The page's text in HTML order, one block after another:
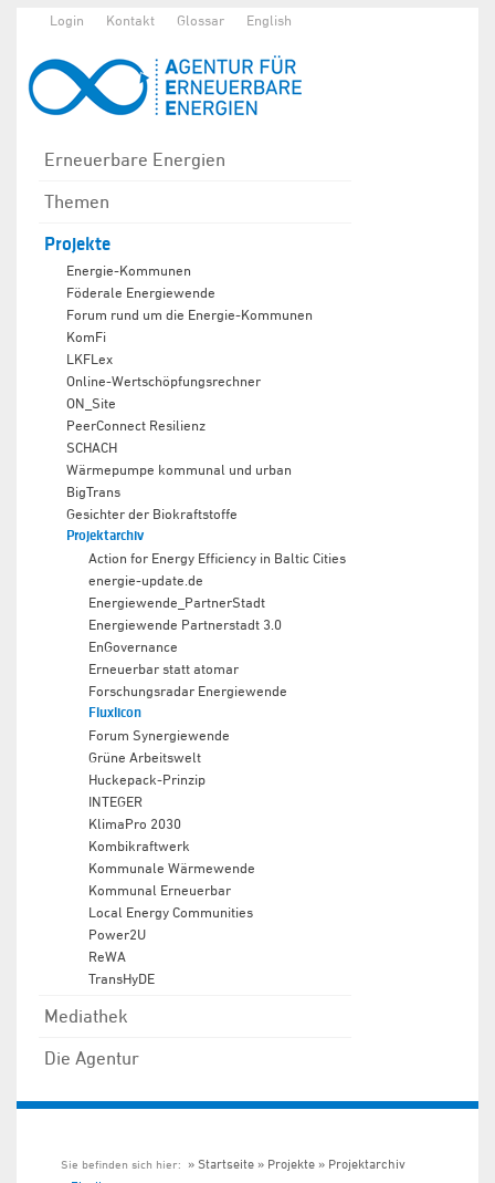
Login Kontakt Glossar English
Erneuerbare Energien
Themen
Projekte
Energie-Kommunen
Föderale Energiewende
Forum rund um die Energie-Kommunen
KomFi
LKFLex
Online-Wertschöpfungsrechner
ON_Site
PeerConnect Resilienz
SCHACH
Wärmepumpe kommunal und urban
BigTrans
Gesichter der Biokraftstoffe
Projektarchiv
Action for Energy Efficiency in Baltic Cities
energie-update.de
Energiewende_PartnerStadt
Energiewende Partnerstadt 3.0
EnGovernance
Erneuerbar statt atomar
Forschungsradar Energiewende
Fluxlicon
Forum Synergiewende
Grüne Arbeitswelt
Huckepack-Prinzip
INTEGER
KlimaPro 2030
Kombikraftwerk
Kommunale Wärmewende
Kommunal Erneuerbar
Local Energy Communities
Power2U
ReWA
TransHyDE
Mediathek
Die Agentur
Sie befinden sich hier: Startseite Projekte
Projektarchiv